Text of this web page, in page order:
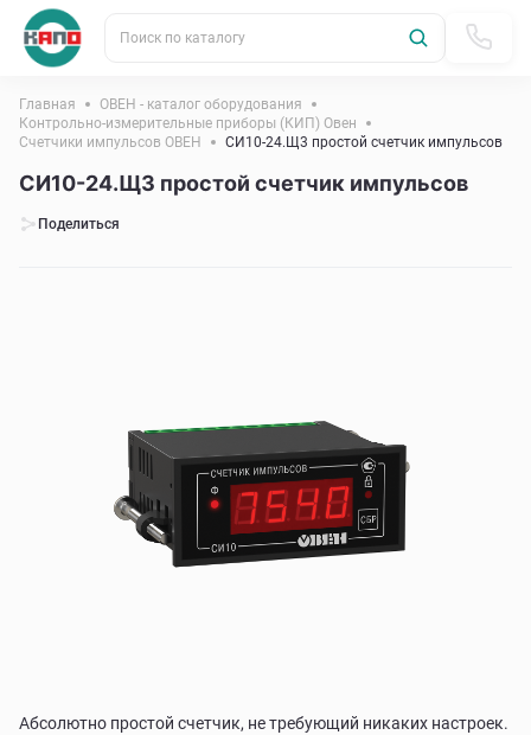
Поиск по каталогу
Главная
ОВЕН - каталог оборудования
Контрольно-измерительные приборы (КИП) Овен
Счетчики импульсов ОВЕН
СИ10-24.Щ3 простой счетчик импульсов
СИ10-24.Щ3 простой счетчик импульсов
Поделиться
Абсолютно простой счетчик, не требующий никаких настроек.